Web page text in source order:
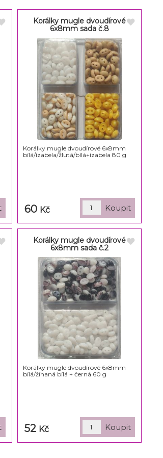
Korálky mugle dvoudírové
6x8mm sada č.8
Korálky mugle dvoudírové 6x8mm
bílá/izabela/žlutá/bílá+izabela 80 g
60 Kč
Korálky mugle dvoudírové
6x8mm sada č.2
Korálky mugle dvoudírové 6x8mm
bílá/žíhaná bílá + černá 60 g
52 Kč